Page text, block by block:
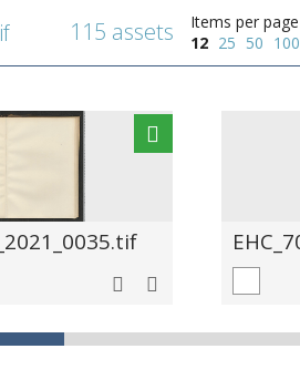
Items per page
12 25 50 100
115 assets